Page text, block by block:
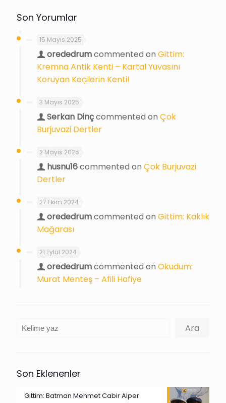
Son Yorumlar
15 Mayıs 2025
orededrumcommented on Gittim:
Kremna Antik Kenti – Kartal Yuvasını
Koruyan Keçilerin Kenti!
3 Mayıs 2025
Serkan Dinçcommented on Çok
Burjuvazi Dertler
2 Mayıs 2025
husnu16commented on Çok Burjuvazi
Dertler
27 Ekim 2024
orededrumcommented on Gittim: Kaklık
Mağarası
21 Eylül 2024
orededrumcommented on Okudum:
Murat Menteş – Afili Hafiye
Ara Ara
Son Eklenenler
Gittim: Batman Mehmet Cabir Alper